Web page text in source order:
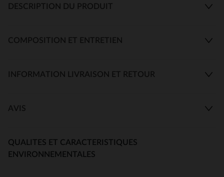
DESCRIPTION DU PRODUIT
COMPOSITION ET ENTRETIEN
INFORMATION LIVRAISON ET RETOUR
AVIS
QUALITES ET CARACTERISTIQUES
ENVIRONNEMENTALES